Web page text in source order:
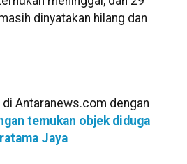
dinyatakan hilang dan
Antaranews.com dengan
temukan objek diduga
Jaya